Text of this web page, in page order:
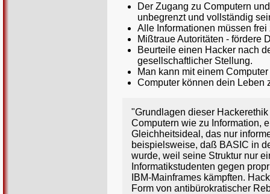
Der Zugang zu Computern
unbegrenzt und vollständig
Alle Informationen müssen
Mißtraue Autoritäten - fördere
Beurteile einen Hacker nach
gesellschaftlicher Stellung.
Man kann mit einem
Computer können dein Leben
"Grundlagen dieser
Computern wie zu Information,
Gleichheitsideal, das nur
beispielsweise, daß BASIC in
wurde, weil seine Struktur nur
Informatikstudenten gegen
IBM-Mainframes kämpften.
Form von antibürokratischer